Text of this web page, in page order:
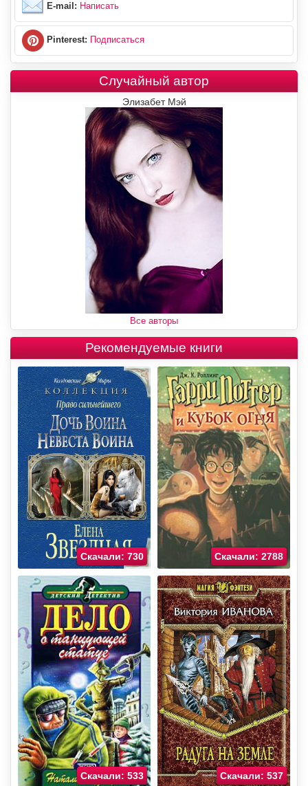
E-mail: Написать
Pinterest: Подписаться
Случайный автор
Элизабет Мэй
Все авторы
Рекомендуемые книги
Скачали: 730 Скачали: 2788
Скачали: 533 Скачали: 537